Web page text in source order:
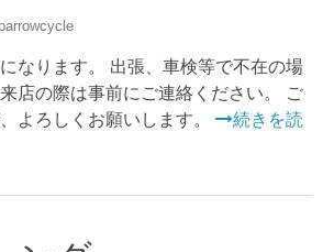
なります。 出張、車検等で不在の場
店の際は事前にご連絡ください。 ご
よろしくお願いします。
続きを読